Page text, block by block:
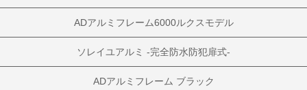
ADアルミフレーム6000ルクスモデル
ソレイユアルミ -完全防水防犯扉式-
ADアルミフレーム ブラック